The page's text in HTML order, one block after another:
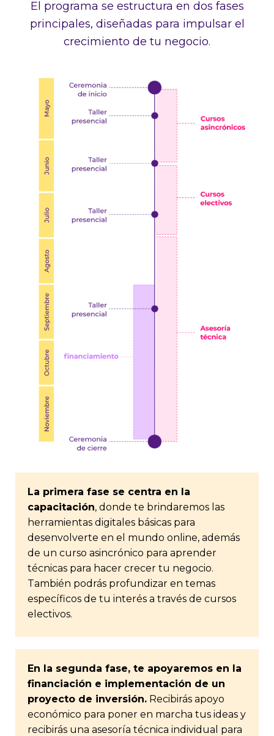
El programa se estructura en dos fases
principales, diseñadas para impulsar el
crecimiento de tu negocio.
La primera fase se centra en la
capacitación, donde te brindaremos las
herramientas digitales básicas para
desenvolverte en el mundo online, además
de un curso asincrónico para aprender
técnicas para hacer crecer tu negocio.
También podrás profundizar en temas
específicos de tu interés a través de cursos
electivos.
En la segunda fase, te apoyaremos en la
financiación e implementación de un
proyecto de inversión. Recibirás apoyo
económico para poner en marcha tus ideas y
recibirás una asesoría técnica individual para